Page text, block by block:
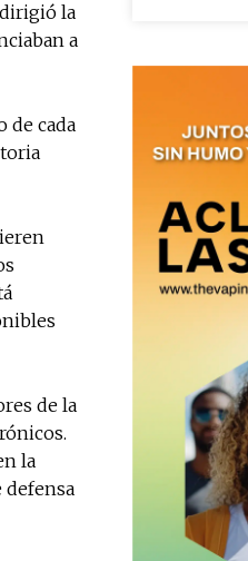
las últimas
diario y recibe todas las
reducción de daños en tu correo
and receive all the news
reduction in your email.
SUBSCRIBIRSE
la
a
de cada
de la
la
defensa